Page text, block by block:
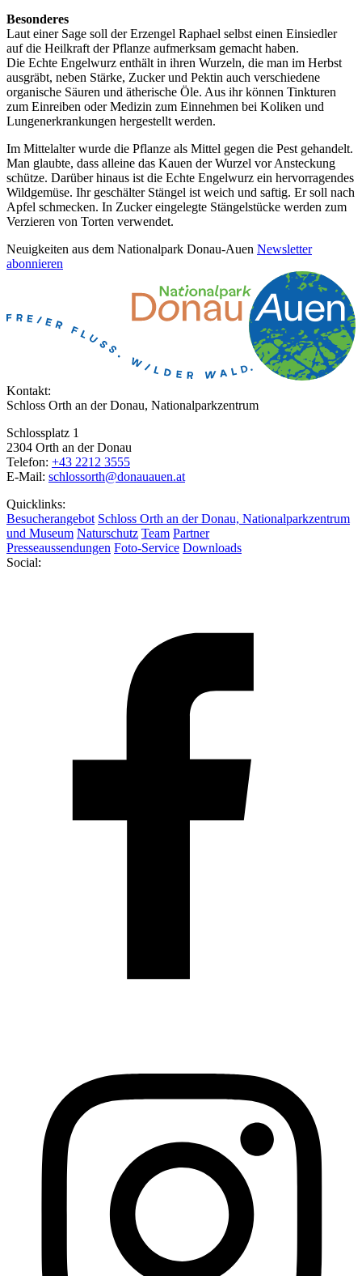
Besonderes
Laut einer Sage soll der Erzengel Raphael selbst einen Einsiedler
auf die Heilkraft der Pflanze aufmerksam gemacht haben.
Die Echte Engelwurz enthält in ihren Wurzeln, die man im Herbst
ausgräbt, neben Stärke, Zucker und Pektin auch verschiedene
organische Säuren und ätherische Öle. Aus ihr können Tinkturen
zum Einreiben oder Medizin zum Einnehmen bei Koliken und
Lungenerkrankungen hergestellt werden.
Im Mittelalter wurde die Pflanze als Mittel gegen die Pest gehandelt.
Man glaubte, dass alleine das Kauen der Wurzel vor Ansteckung
schütze. Darüber hinaus ist die Echte Engelwurz ein hervorragendes
Wildgemüse. Ihr geschälter Stängel ist weich und saftig. Er soll nach
Apfel schmecken. In Zucker eingelegte Stängelstücke werden zum
Verzieren von Torten verwendet.
Neuigkeiten aus dem Nationalpark Donau-Auen Newsletter
abonnieren
Kontakt:
Schloss Orth an der Donau, Nationalparkzentrum
Schlossplatz 1
2304 Orth an der Donau
Telefon: +43 2212 3555
E-Mail: schlossorth@donauauen.at
Quicklinks:
Besucherangebot Schloss Orth an der Donau, Nationalparkzentrum
und Museum Naturschutz Team Partner
Presseaussendungen Foto-Service Downloads
Social: